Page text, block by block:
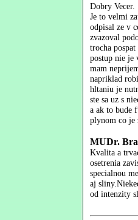
Dobry Vecer.
Je to velmi
odpisal ze v
zvazoval
trocha
postup nie je
mam
napriklad
hltaniu je
ste sa uz s
a ak to bude
plynom co je
MUDr.
Kvalita a
osetrenia
specialnou
aj
od intenzity